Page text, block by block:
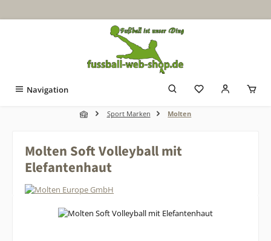
Navigation
Sport Marken Molten
Molten Soft Volleyball mit
Elefantenhaut
Bildergalerie überspringen